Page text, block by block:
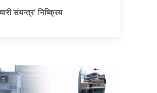
संयन्त्र’ निष्क्रिय